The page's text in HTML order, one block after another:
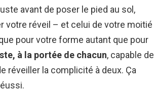
avant de poser le pied au sol,
votre réveil – et celui de votre moitié
pour votre forme autant que pour
à la portée de chacun, capable de
réveiller la complicité à deux. Ça